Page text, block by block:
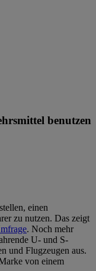
benutzen
einen
zu nutzen. Das zeigt
. Noch mehr
U- und S-
und Flugzeugen aus.
von einem